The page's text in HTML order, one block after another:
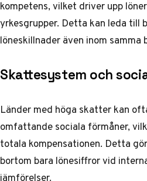
kompetens, vilket driver upp
yrkesgrupper. Detta kan leda till
löneskillnader även inom samma
Skattesystem och
Länder med höga skatter kan
omfattande sociala förmåner,
totala kompensationen. Detta
bortom bara lönesiffror vid
jämförelser.